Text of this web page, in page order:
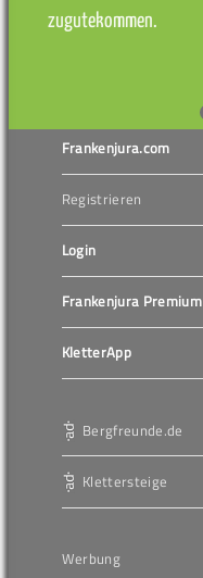
zugutekommen.
Frankenjura.com
Registrieren
Login
Frankenjura Premium
KletterApp
Bergfreunde.de
Klettersteige
Werbung